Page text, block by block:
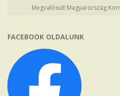
Megvalósult Magyarország
FACEBOOK OLDALUNK